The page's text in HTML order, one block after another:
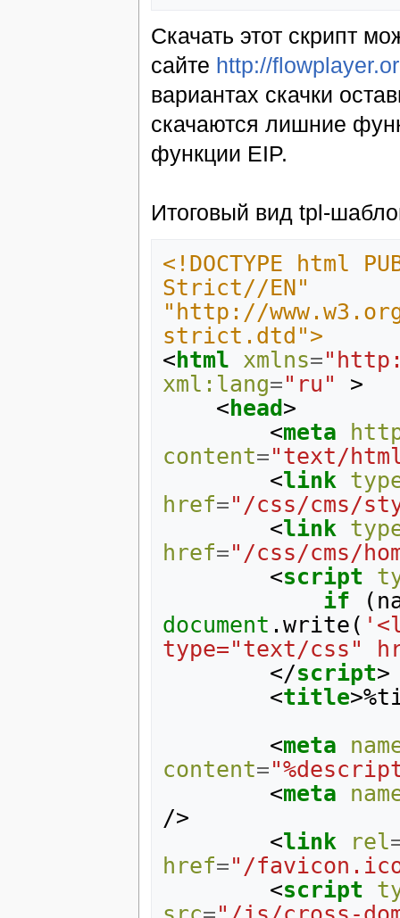
Скачать этот скрипт
сайте http://
вариантах скачки
скачаются лишние
функции EIP.
Итоговый вид tpl-
<!DOCTYPE html
Strict//EN"
"http://
strict.dtd">
< html xmlns=
xml:lang="ru"
>
< head >
<meta
content="text/
<link
href="/css/cms/
<link
href="/css/cms/
<script
if
(
document .write (
type="text/css"
</script>
<title>
<meta
content=
<meta
/>
<link rel
href="/
<script